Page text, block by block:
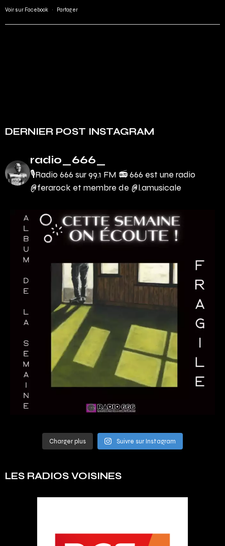
Voir sur Facebook · Partager
DERNIER POST INSTAGRAM
radio_666_
🎙Radio 666 sur 99.1 FM 📻666 est une radio
@ferarock et membre de @l.amusicale
Charger plus Suivre sur Instagram
LES RADIOS VOISINES